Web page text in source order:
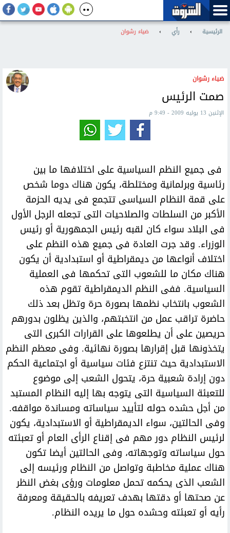
الرئيسية › رأي › ضياء رشوان
ضياء رشوان
صمت الرئيس
الإثنين 13 يوليه 2009 - 9:49 م
فى جميع النظم السياسية على اختلافها ما بين
رئاسية وبرلمانية ومختلطة، يكون هناك دوما شخص
على قمة النظام السياسى تتجمع فى يديه الحزمة
الأكبر من السلطات والصلاحيات التى تجعله الرجل الأول
فى البلاد سواء كان لقبه رئيس الجمهورية أو رئيس
الوزراء. وقد جرت العادة فى جميع هذه النظم على
اختلاف أنواعها من ديمقراطية أو استبدادية أن يكون
هناك مكان ما للشعوب التى تحكمها فى العملية
السياسية. ففى النظم الديمقراطية تقوم هذه
الشعوب بانتخاب نظمها بصورة حرة وتظل بعد ذلك
حاضرة تراقب عمل من انتخبتهم، والذين يظلون بدورهم
حريصين على أن يطلعوها على القرارات الكبرى التى
يتخذونها قبل إقرارها بصورة نهائية. وفى معظم النظم
الاستبدادية حيث تنتزع فئات سياسية أو اجتماعية الحكم
دون إرادة شعبية حرة، يتحول الشعب إلى موضوع
للتعبئة السياسية التى يتوجه بها إليه النظام المستبد
من أجل حشده حوله لتأييد سياساته ومساندة مواقفه.
وفى الحالتين، سواء الديمقراطية أو الاستبدادية، يكون
لرئيس النظام دور مهم فى إقناع الرأى العام أو تعبئته
حول سياساته وتوجهاته، وفى الحالتين أيضا تكون
هناك عملية مخاطبة وتواصل من النظام ورئيسه إلى
الشعب الذى يحكمه تحمل معلومات ورؤى بغض النظر
عن صحتها أو دقتها بهدف تعريفه بالحقيقة ومعرفة
رأيه أو تعبئته وحشده حول ما يريده النظام.